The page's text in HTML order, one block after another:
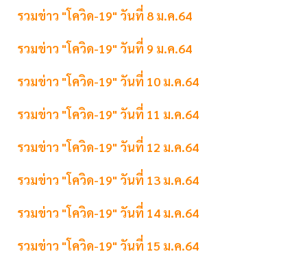
รวมข่าว "โควิด-19" วันที่ 8 ม.ค.64
รวมข่าว "โควิด-19" วันที่ 9 ม.ค.64
รวมข่าว "โควิด-19" วันที่ 10 ม.ค.64
รวมข่าว "โควิด-19" วันที่ 11 ม.ค.64
รวมข่าว "โควิด-19" วันที่ 12 ม.ค.64
รวมข่าว "โควิด-19" วันที่ 13 ม.ค.64
รวมข่าว "โควิด-19" วันที่ 14 ม.ค.64
รวมข่าว "โควิด-19" วันที่ 15 ม.ค.64